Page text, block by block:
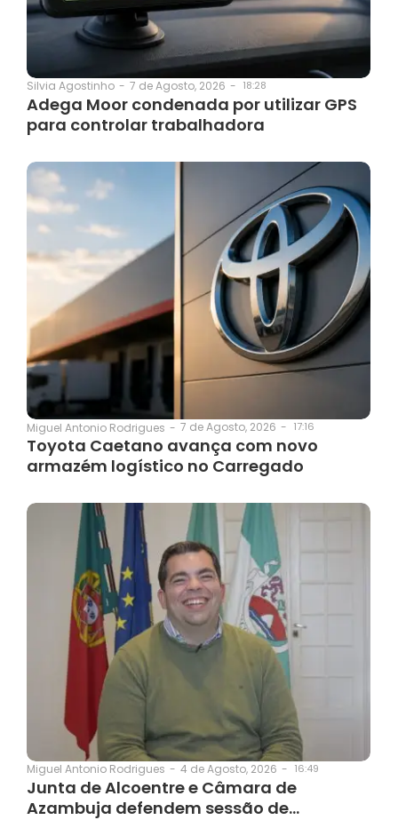
Silvia Agostinho - 7 de Agosto, 2026 - 18:28
Adega Moor condenada por utilizar GPS
para controlar trabalhadora
Miguel Antonio Rodrigues - 7 de Agosto, 2026 - 17:16
Toyota Caetano avança com novo
armazém logístico no Carregado
Miguel Antonio Rodrigues - 4 de Agosto, 2026 - 16:49
Junta de Alcoentre e Câmara de
Azambuja defendem sessão de…